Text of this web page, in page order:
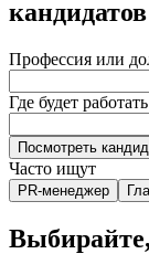
кандидатов
Профессия или
Где будет
Посмотреть
Часто ищут
PR-менеджер